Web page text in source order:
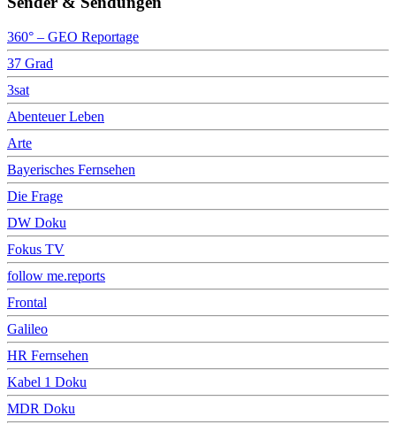
360° – GEO Reportage
37 Grad
3sat
Abenteuer Leben
Arte
Bayerisches Fernsehen
Die Frage
DW Doku
Fokus TV
follow me.reports
Frontal
Galileo
HR Fernsehen
Kabel 1 Doku
MDR Doku